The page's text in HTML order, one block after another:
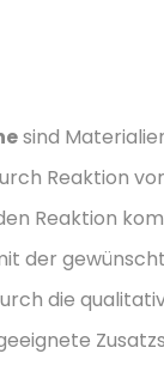
sind
Reaktion
Reaktion
der
die